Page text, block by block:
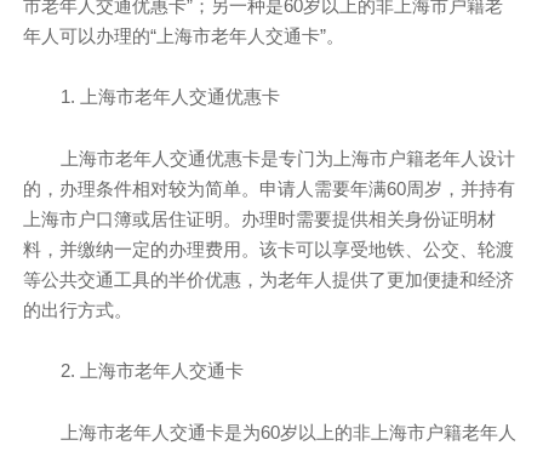
市老年人交通优惠卡”；另一种是60岁以上的非上海市户籍老
年人可以办理的“上海市老年人交通卡”。
1. 上海市老年人交通优惠卡
上海市老年人交通优惠卡是专门为上海市户籍老年人设计
的，办理条件相对较为简单。申请人需要年满60周岁，并持有
上海市户口簿或居住证明。办理时需要提供相关身份证明材
料，并缴纳一定的办理费用。该卡可以享受地铁、公交、轮渡
等公共交通工具的半价优惠，为老年人提供了更加便捷和经济
的出行方式。
2. 上海市老年人交通卡
上海市老年人交通卡是为60岁以上的非上海市户籍老年人